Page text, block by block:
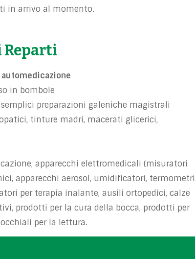
in arrivo al momento.
in bombole
preparazioni galeniche magistrali
tinture madri, macerati glicerici,
apparecchi elettromedicali (misuratori
apparecchi aerosol, umidificatori, termometri
per terapia inalante, ausili ortopedici, calze
prodotti per la cura della bocca, prodotti per
per la lettura.